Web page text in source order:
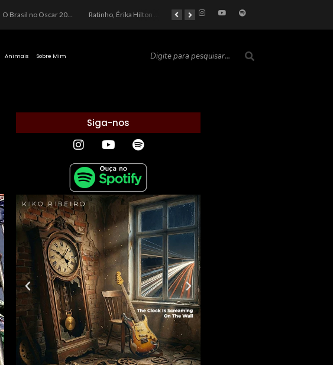
O Brasil no Oscar 2026: Entre a Cota do Politicamente Correto e a Realidade das Telas Ratinho, Érika Hilton e a Farsa Política: Quem Ganha com o Barulho no País de Bobson? As controvérsias que marcam o cenário político e econômico nacional
Animais Sobre Mim
Siga-nos